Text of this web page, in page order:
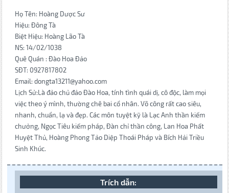
Họ Tên: Hoàng Dược Sư
Hiệu: Đông Tà
Biệt Hiệu: Hoàng Lão Tà
NS: 14/02/1038
Quê Quán : Đào Hoa Đảo
SĐT: 0927817802
Email: dongta13211@yahoo.com
Lịch Sử:Là đảo chủ đảo Đào Hoa, tính tình quái dị, cô độc, làm mọi
việc theo ý mình, thường chê bai cổ nhân. Võ công rất cao siêu,
nhanh, chuẩn, lạ và đẹp. Các môn tuyệt kỹ là Lạc Anh thần kiếm
chưởng, Ngọc Tiêu kiếm pháp, Đàn chỉ thần công, Lan Hoa Phất
Huyệt Thủ, Hoàng Phong Tảo Diệp Thoái Pháp và Bích Hải Triều
Sinh Khúc.
Trích dẫn: